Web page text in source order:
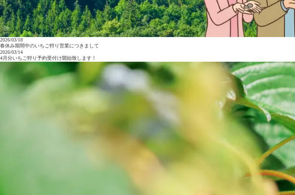
2026/03/18
春休み期間中のいちご狩り営業につきまして
2026/03/14
4月分いちご狩り予約受付け開始致します！